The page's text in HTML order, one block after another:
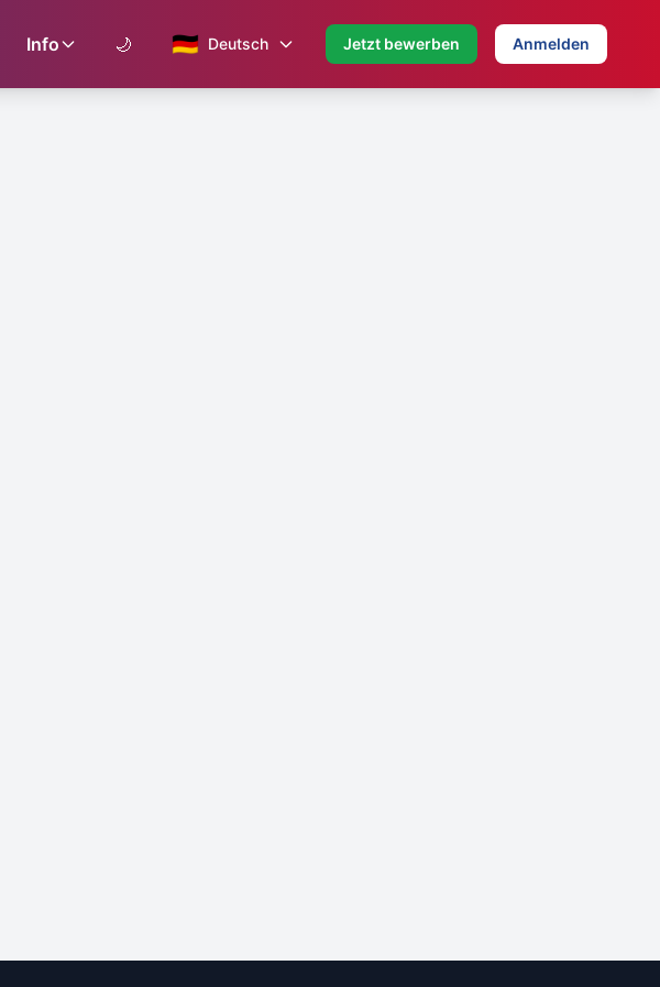
Info 🌙 🇩🇪 Deutsch Jetzt bewerben Anmelden